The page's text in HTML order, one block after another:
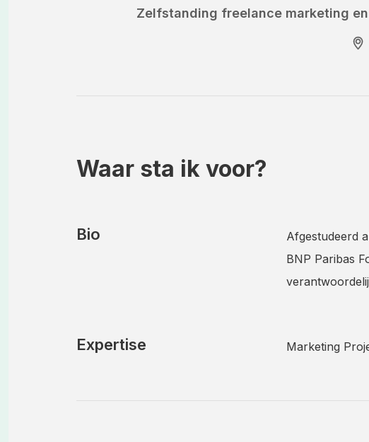
Zelfstanding freelance marketing
Waar sta ik voor?
Bio
Afgestudeerd
BNP Paribas
Expertise Marketing